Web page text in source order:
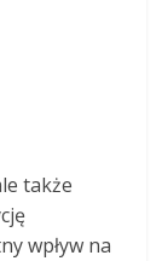
także
wpływ na